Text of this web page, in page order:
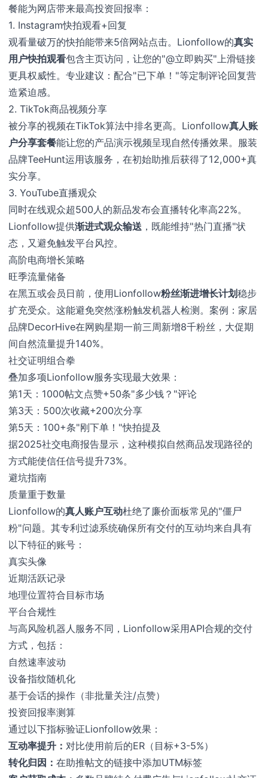
餐能为网店带来最高投资回报率：
1. Instagram快拍观看+回复
观看量破万的快拍能带来5倍网站点击。Lionfollow的真实
用户快拍观看包含主页访问，让您的"@立即购买"上滑链接
更具权威性。专业建议：配合"已下单！"等定制评论回复营
造紧迫感。
2. TikTok商品视频分享
被分享的视频在TikTok算法中排名更高。Lionfollow真人账
户分享套餐能让您的产品演示视频呈现自然传播效果。服装
品牌TeeHunt运用该服务，在初始助推后获得了12,000+真
实分享。
3. YouTube直播观众
同时在线观众超500人的新品发布会直播转化率高22%。
Lionfollow提供渐进式观众输送 ，既能维持"热门直播"状
态，又避免触发平台风控。
高阶电商增长策略
旺季流量储备
在黑五或会员日前，使用Lionfollow粉丝渐进增长计划稳步
扩充受众。这能避免突然涨粉触发机器人检测。案例：家居
品牌DecorHive在网购星期一前三周新增8千粉丝，大促期
间自然流量提升140%。
社交证明组合拳
叠加多项Lionfollow服务实现最大效果：
第1天：1000帖文点赞+50条"多少钱？"评论
第3天：500次收藏+200次分享
第5天：100+条"刚下单！"快拍提及
据2025社交电商报告显示，这种模拟自然商品发现路径的
方式能使信任信号提升73%。
避坑指南
质量重于数量
Lionfollow的真人账户互动杜绝了廉价面板常见的"僵尸
粉"问题。其专利过滤系统确保所有交付的互动均来自具有
以下特征的账号：
真实头像
近期活跃记录
地理位置符合目标市场
平台合规性
与高风险机器人服务不同，Lionfollow采用API合规的交付
方式，包括：
自然速率波动
设备指纹随机化
基于会话的操作（非批量关注/点赞）
投资回报率测算
通过以下指标验证Lionfollow效果：
互动率提升： 对比使用前后的ER（目标+3-5%）
转化归因：在助推帖文的链接中添加UTM标签